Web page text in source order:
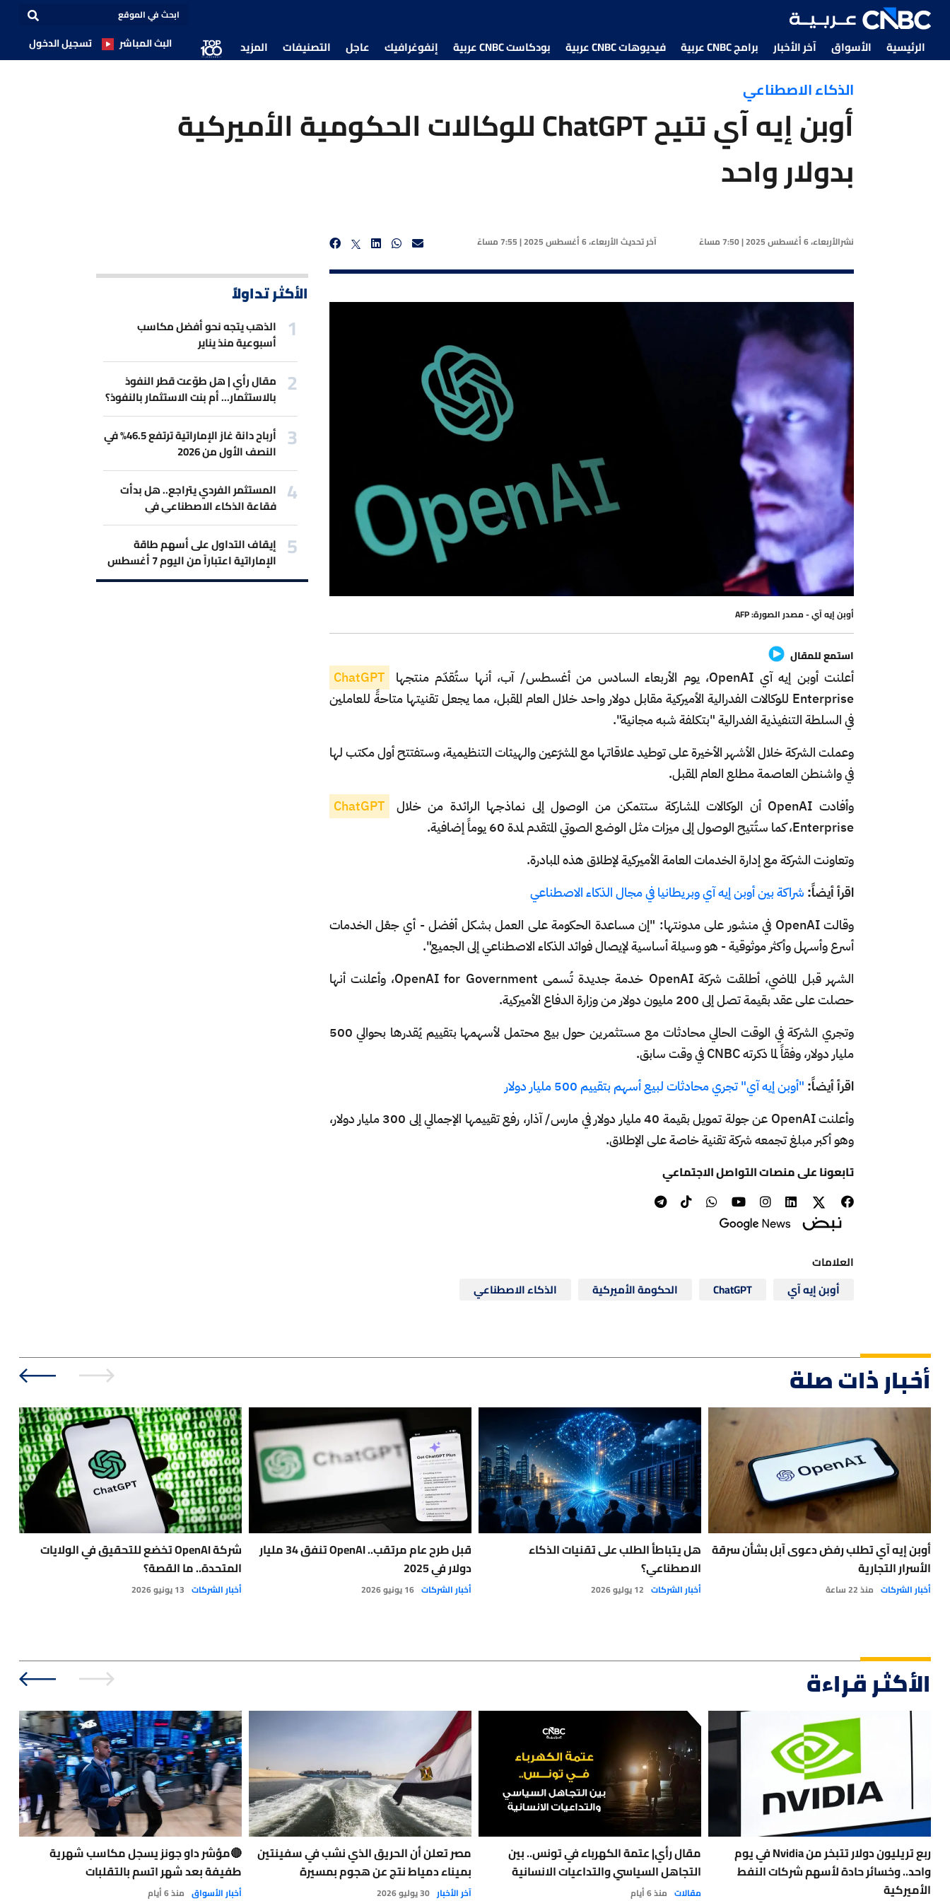
الرئيسية الأسواق آخر الأخبار برامج CNBC عربية فيديوهات CNBC عربية بودكاست CNBC عربية إنفوغرافيك عاجل التصنيفات المزيد البث المباشر تسجيل الدخول
الذكاء الاصطناعي
أوبن إيه آي تتيح ChatGPT للوكالات الحكومية الأميركية
بدولار واحد
نشرالأربعاء، 6 أغسطس 2025 | 7:50 مساءً آخر تحديثالأربعاء، 6 أغسطس 2025 | 7:55 مساءً
أوبن إيه آي - مصدر الصورة: AFP
استمع للمقال
أعلنت أوبن إيه آي OpenAI، يوم الأربعاء السادس من أغسطس/ آب، أنها ستُقدّم منتجها
ChatGPT
Enterprise للوكالات الفدرالية الأميركية مقابل دولار واحد خلال العام المقبل، مما يجعل تقنيتها متاحةً للعاملين
في السلطة التنفيذية الفدرالية "بتكلفة شبه مجانية".
وعملت الشركة خلال الأشهر الأخيرة على توطيد علاقاتها مع المشرّعين والهيئات التنظيمية، وستفتتح أول مكتب لها
في واشنطن العاصمة مطلع العام المقبل.
وأفادت OpenAI أن الوكالات المشاركة ستتمكن من الوصول إلى نماذجها الرائدة من خلال
ChatGPT
Enterprise، كما ستُتيح الوصول إلى ميزات مثل الوضع الصوتي المتقدم لمدة 60 يوماً إضافية.
وتعاونت الشركة مع إدارة الخدمات العامة الأميركية لإطلاق هذه المبادرة.
اقرأ أيضاً: شراكة بين أوبن إيه آي وبريطانيا في مجال الذكاء الاصطناعي
وقالت OpenAI في منشور على مدونتها: "إن مساعدة الحكومة على العمل بشكل أفضل - أي جعْل الخدمات
أسرع وأسهل وأكثر موثوقية - هو وسيلة أساسية لإيصال فوائد الذكاء الاصطناعي إلى الجميع".
الشهر قبل الماضي، أطلقت شركة OpenAI خدمة جديدة تُسمى OpenAI for Government، وأعلنت أنها
حصلت على عقد بقيمة تصل إلى 200 مليون دولار من وزارة الدفاع الأميركية.
وتجري الشركة في الوقت الحالي محادثات مع مستثمرين حول بيع محتمل لأسهمها بتقييم يُقدرها بحوالي 500
مليار دولار، وفقاً لما ذكرته CNBC في وقت سابق.
اقرأ أيضاً: "أوبن إيه آي" تجري محادثات لبيع أسهم بتقييم 500 مليار دولار
وأعلنت OpenAI عن جولة تمويل بقيمة 40 مليار دولار في مارس/ آذار، رفع تقييمها الإجمالي إلى 300 مليار دولار،
وهو أكبر مبلغ تجمعه شركة تقنية خاصة على الإطلاق.
تابعونا على منصات التواصل الاجتماعي
العلامات
أوبن إيه آي
ChatGPT الحكومة الأميركية الذكاء الاصطناعي
الأكثر تداولاً
الذهب يتجه نحو أفضل مكاسب
أسبوعية منذ يناير
مقال رأي | هل طوّعت قطر النفوذ
بالاستثمار... أم بنت الاستثمار بالنفوذ؟
أرباح دانة غاز الإماراتية ترتفع 46.5% في
النصف الأول من 2026
المستثمر الفردي يتراجع.. هل بدأت
فقاعة الذكاء الاصطناعي في
الانكماش؟
إيقاف التداول على أسهم طاقة
الإماراتية اعتباراً من اليوم 7 أغسطس
2026
أخبار ذات صلة
أوبن إيه آي تطلب رفض دعوى آبل بشأن سرقة
الأسرار التجارية
أخبار الشركات منذ 22 ساعة
هل يتباطأ الطلب على تقنيات الذكاء
الاصطناعي؟
أخبار الشركات 12 يوليو 2026
قبل طرح عام مرتقب.. OpenAI تنفق 34 مليار
دولار في 2025
أخبار الشركات 16 يونيو 2026
شركة OpenAI تخضع للتحقيق في الولايات
المتحدة.. ما القصة؟
أخبار الشركات 13 يونيو 2026
الأكثر قراءة
ربع تريليون دولار تتبخر من Nvidia في يوم
واحد.. وخسائر حادة لأسهم شركات النفط
الأميركية
مقال رأي| عتمة الكهرباء في تونس.. بين
التجاهل السياسي والتداعيات الانسانية
مقالات منذ 6 أيام
مصر تعلن أن الحريق الذي نشب في سفينتين
بميناء دمياط نتج عن هجوم بمسيرة
آخر الأخبار 30 يوليو 2026
🔴مؤشر داو جونز يسجل مكاسب شهرية
طفيفة بعد شهر اتسم بالتقلبات
أخبار الأسواق منذ 6 أيام